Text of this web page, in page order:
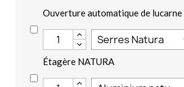
Ouverture automatique de lucarne
Étagère NATURA